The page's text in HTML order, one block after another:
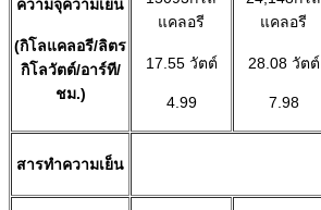
ความจุความเย็น
(กิโลแคลอรี/ลิตร
กิโลวัตต์/อาร์ที/
ชม.)
แคลอรี
17.55 วัตต์
4.99
แคลอรี
28.08 วัตต์
7.98
สารทำความเย็น